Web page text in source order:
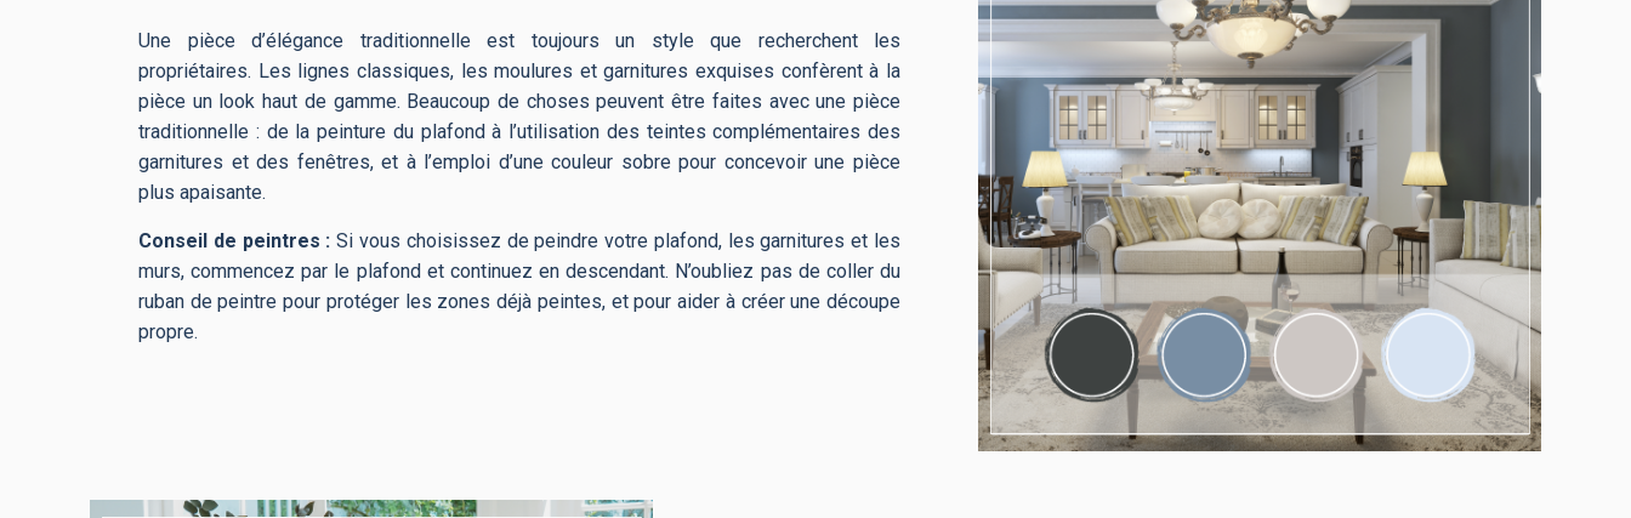
Une pièce d’élégance traditionnelle est toujours un style que recherchent les
propriétaires. Les lignes classiques, les moulures et garnitures exquises confèrent à la
pièce un look haut de gamme. Beaucoup de choses peuvent être faites avec une pièce
traditionnelle : de la peinture du plafond à l’utilisation des teintes complémentaires des
garnitures et des fenêtres, et à l’emploi d’une couleur sobre pour concevoir une pièce
plus apaisante.
Conseil de peintres :Si vous choisissez de peindre votre plafond, les garnitures et les
murs, commencez par le plafond et continuez en descendant. N’oubliez pas de coller du
ruban de peintre pour protéger les zones déjà peintes, et pour aider à créer une découpe
propre.